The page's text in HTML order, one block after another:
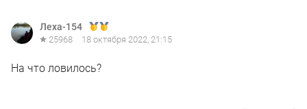
Леха-154
25968 18 октября 2022, 21:15
На что ловилось?